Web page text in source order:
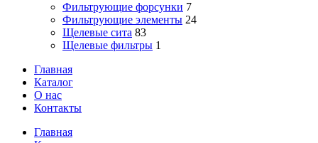
Фильтрующие форсунки 7
Фильтрующие элементы 24
Щелевые сита 83
Щелевые фильтры 1
Главная
Каталог
О нас
Контакты
Close
Главная